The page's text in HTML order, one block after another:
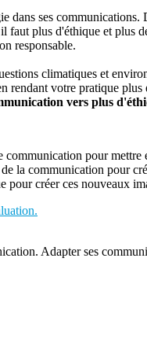
ses
plus d'éthique et plus
responsable.
climatiques et
rendant votre pratique
vers plus
pour mettre
la communication pour
créer ces nouveaux
Adapter ses